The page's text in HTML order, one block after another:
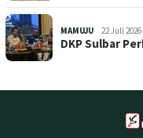
MAMUJU 22 Juli 2026
DKP Sulbar